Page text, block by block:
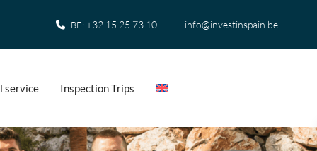
BE:+32 15 25 73 10 info@investinspain.be
service Inspection Trips